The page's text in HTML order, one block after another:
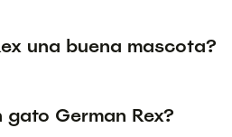
una buena mascota?
German Rex?